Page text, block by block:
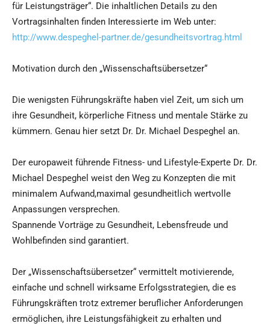
für Leistungsträger“. Die inhaltlichen Details zu den
Vortragsinhalten finden Interessierte im Web unter:
http://www.despeghel-partner.de/gesundheitsvortrag.html
Motivation durch den „Wissenschaftsübersetzer“
Die wenigsten Führungskräfte haben viel Zeit, um sich um
ihre Gesundheit, körperliche Fitness und mentale Stärke zu
kümmern. Genau hier setzt Dr. Dr. Michael Despeghel an.
Der europaweit führende Fitness- und Lifestyle-Experte Dr. Dr.
Michael Despeghel weist den Weg zu Konzepten die mit
minimalem Aufwand,maximal gesundheitlich wertvolle
Anpassungen versprechen.
Spannende Vorträge zu Gesundheit, Lebensfreude und
Wohlbefinden sind garantiert.
Der „Wissenschaftsübersetzer“ vermittelt motivierende,
einfache und schnell wirksame Erfolgsstrategien, die es
Führungskräften trotz extremer beruflicher Anforderungen
ermöglichen, ihre Leistungsfähigkeit zu erhalten und